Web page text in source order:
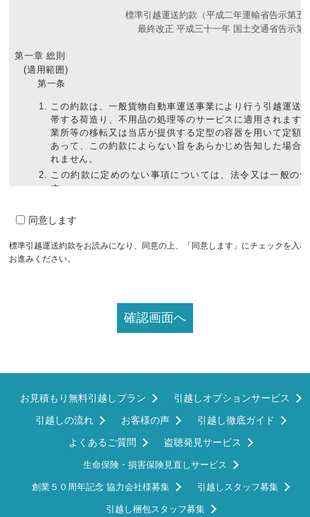
標準引越運送約款（平成二年運輸省告示第五
最終改正 平成三十一年 国土交通省告示第
第一章 総則
(適用範囲)
第一条
この約款は、一般貨物自動車運送事業により行う引越運送
帯する荷造り、不用品の処理等のサービスに適用されます
業所等の移転又は当店が提供する定型の容器を用いて定額
あって、この約款によらない旨をあらかじめ告知した場合
れません。
この約款に定めのない事項については、法令又は一般の
す。
込みに応じることがあります。
第二条
当店は、引越運送及びこれに附帯するサービスに要する
う。）を行います。
見積りを行ったときは、次の事項を記載した見積書を申込
申込者の氏名又は名称、住所及び電話番号
荷物の受取日時及び引渡日
発送地及び到達地の地名、地番及び連絡先電話番号
解約手数料の額
同意します
標準引越運送約款をお読みになり、同意の上、「同意します」にチェックを入
お進みください。
お見積もり無料引越しプラン
引越しオプションサービス
引越しの流れ
お客様の声
引越し徹底ガイド
よくあるご質問
盗聴発見サービス
生命保険・損害保険見直しサービス
創業５０周年記念 協力会社様募集 引越しスタッフ募集
引越し梱包スタッフ募集